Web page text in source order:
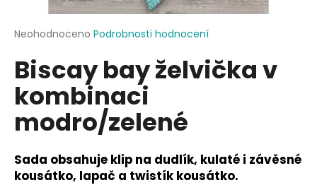
Průměrné
produktu
je
0,0
5
hvězdiček.
Neohodnoceno Podrobnosti hodnocení
Biscay bay želvička v
kombinaci
modro/zelené
Sada obsahuje klip na dudlík, kulaté i závěsné
kousátko, lapač a twistík kousátko.
j
t
?
HLEDAT